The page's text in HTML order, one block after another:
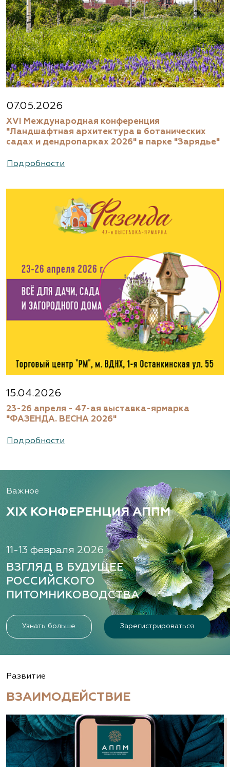
07.05.2026
XVI Международная конференция
"Ландшафтная архитектура в ботанических
садах и дендропарках 2026" в парке "Зарядье"
Подробности
15.04.2026
23-26 апреля - 47-ая выставка-ярмарка
"ФАЗЕНДА. ВЕСНА 2026"
Подробности
Важное
XIX КОНФЕРЕНЦИЯ АППМ
11-13 февраля 2026
ВЗГЛЯД В БУДУЩЕЕ
РОССИЙСКОГО
ПИТОМНИКОВОДСТВА
Узнать больше Зарегистрироваться
Развитие
ВЗАИМОДЕЙСТВИЕ